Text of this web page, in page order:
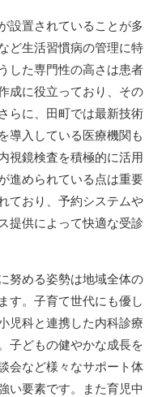
設置されていることが多
ど生活習慣病の管理に特
した専門性の高さは患者
成に役立っており、その
らに、田町では最新技術
導入している医療機関も
視鏡検査を積極的に活用
進められている点は重要
ており、予約システムや
提供によって快適な受診
努める姿勢は地域全体の
す。子育て世代にも優し
児科と連携した内科診療
子どもの健やかな成長を
会など様々なサポート体
い要素です。また育児中